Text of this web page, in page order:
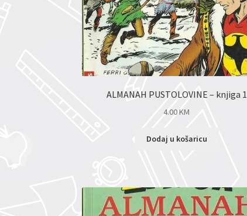
ALMANAH PUSTOLOVINE – knjiga 1
4.00KM
Dodaj u košaricu